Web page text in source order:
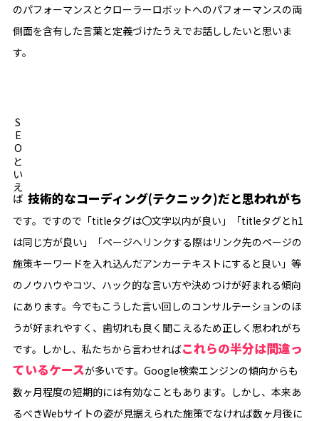
のパフォーマンスとクローラーロボットへのパフォーマンスの両
側面を含有した言葉と定義づけたうえでお話ししたいと思いま
す。
SEOといえば 技術的なコーディング(テクニック)だと思われがち
です。ですので「titleタグは〇文字以内が良い」「titleタグとh1
は同じ方が良い」「ページへリンクする際はリンク先のページの
施策キーワードを入れ込んだアンカーテキストにすると良い」等
のノウハウやコツ、ハック的な言い方や決めつけが好まれる傾向
にあります。今でもこうした言い回しのコンサルテーションのほ
うが好まれやすく、歯切れも良く聞こえるため正しく思われがち
です。しかし、私たちから言わせればこれらの半分は間違っ
ているケースが多いです。Google検索エンジンの傾向からも
数ヶ月程度の短期的には有効なこともあります。しかし、本来あ
るべきWebサイトの姿が見据えられた施策でなければ数ヶ月後に